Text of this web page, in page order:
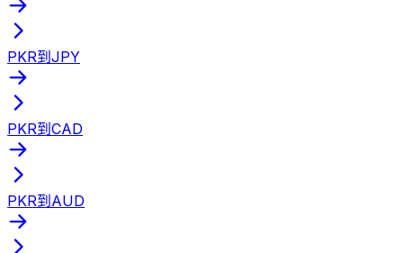
PKR到JPY
PKR到CAD
PKR到AUD